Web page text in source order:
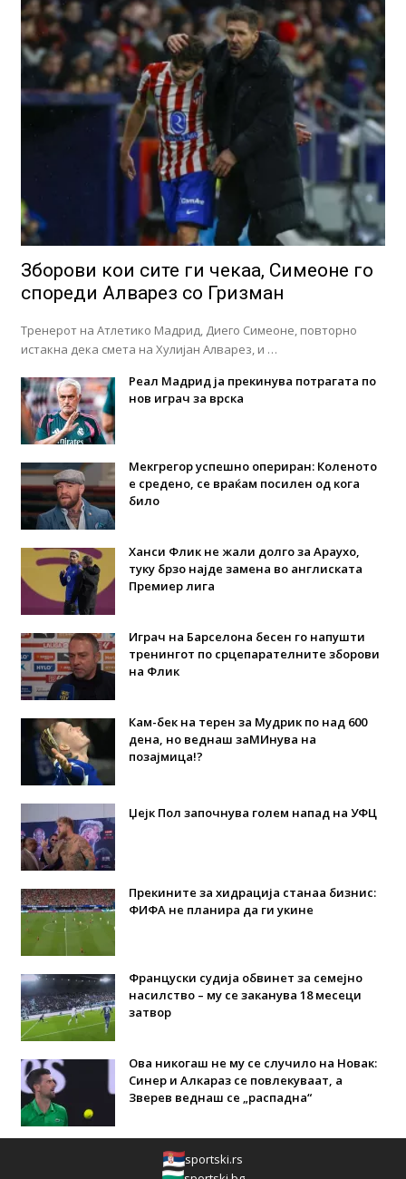
Зборови кои сите ги чекаа, Симеоне го
спореди Алварез со Гризман
Тренерот на Атлетико Мадрид, Диего Симеоне, повторно
истакна дека смета на Хулијан Алварез, и …
Реал Мадрид ја прекинува потрагата по
нов играч за врска
Мекгрегор успешно опериран: Коленото
е средено, се враќам посилен од кога
било
Ханси Флик не жали долго за Араухо,
туку брзо најде замена во англиската
Премиер лига
Играч на Барселона бесен го напушти
тренингот по срцепарателните зборови
на Флик
Кам-бек на терен за Мудрик по над 600
дена, но веднаш заМИнува на
позајмица!?
Џејк Пол започнува голем напад на УФЦ
Прекините за хидрација станаа бизнис:
ФИФА не планира да ги укине
Француски судија обвинет за семејно
насилство – му се заканува 18 месеци
затвор
Ова никогаш не му се случило на Новак:
Синер и Алкараз се повлекуваат, а
Зверев веднаш се „распадна“
sportski.rs